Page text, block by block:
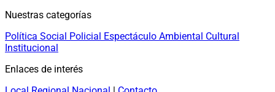
Nuestras categorías
Política Social Policial Espectáculo Ambiental Cultural
Institucional
Enlaces de interés